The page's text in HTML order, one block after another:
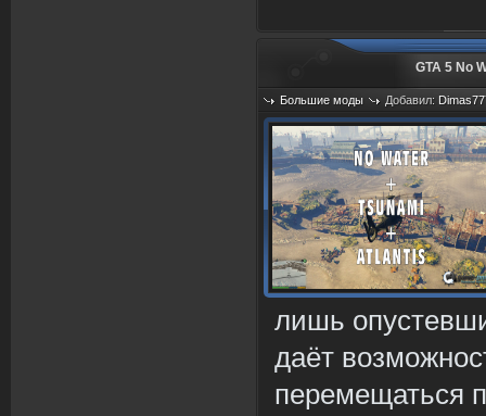
GTA 5 No
Большие моды Добавил:
Просмотров: 1352
лишь
даёт
перемещаться